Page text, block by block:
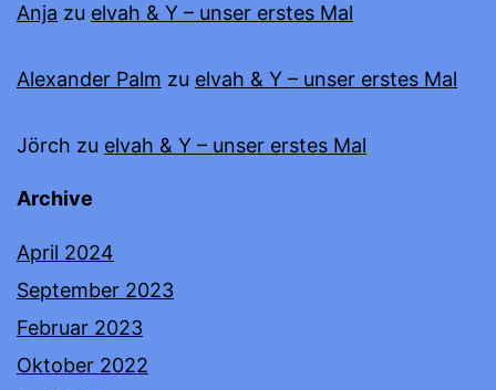
Anja zu elvah & Y – unser erstes Mal
Alexander Palm zu elvah & Y – unser erstes Mal
Jörch zu elvah & Y – unser erstes Mal
Archive
April 2024
September 2023
Februar 2023
Oktober 2022